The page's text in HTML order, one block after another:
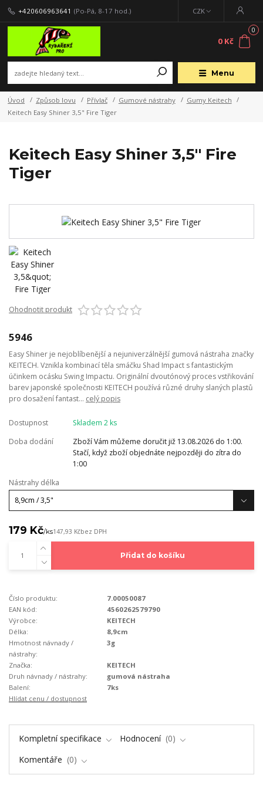
Menu
CZK
+420606963641 (Po-Pá, 8-17 hod.)
0
0 Kč
Úvod Způsob lovu Přívlač Gumové nástrahy
Gumy Keitech
Keitech Easy Shiner 3,5" Fire Tiger
Keitech Easy Shiner 3,5" Fire
Tiger
Ohodnotit produkt
5946
Easy Shiner je nejoblíbenější a nejuniverzálnější gumová nástraha značky
KEITECH. Vznikla kombinací těla smáčku Shad Impact s fantastickým
účinkem ocásku Swing Impactu. Originální dvoutónový proces vstřikování
barev japonské společnosti KEITECH používá různé druhy slaných plastů
pro dosažení fantast... celý popis
Dostupnost
Skladem 2 ks
Doba dodání
Zboží Vám můžeme doručit již 13.08.2026 do 1:00.
Stačí, když zboží objednáte nejpozději do zítra do
1:00
Nástrahy délka
179 Kč/ks147,93 Kčbez DPH
Přidat do košíku
Číslo produktu:
7.00050087
EAN kód:
4560262579790
Výrobce:
KEITECH
Délka:
8,9cm
Hmotnost návnady /
nástrahy:
3g
Značka:
KEITECH
Druh návnady / nástrahy:
gumová nástraha
Balení:
7ks
Hlídat cenu / dostupnost
Kompletní specifikace Hodnocení
0
Komentáře
0